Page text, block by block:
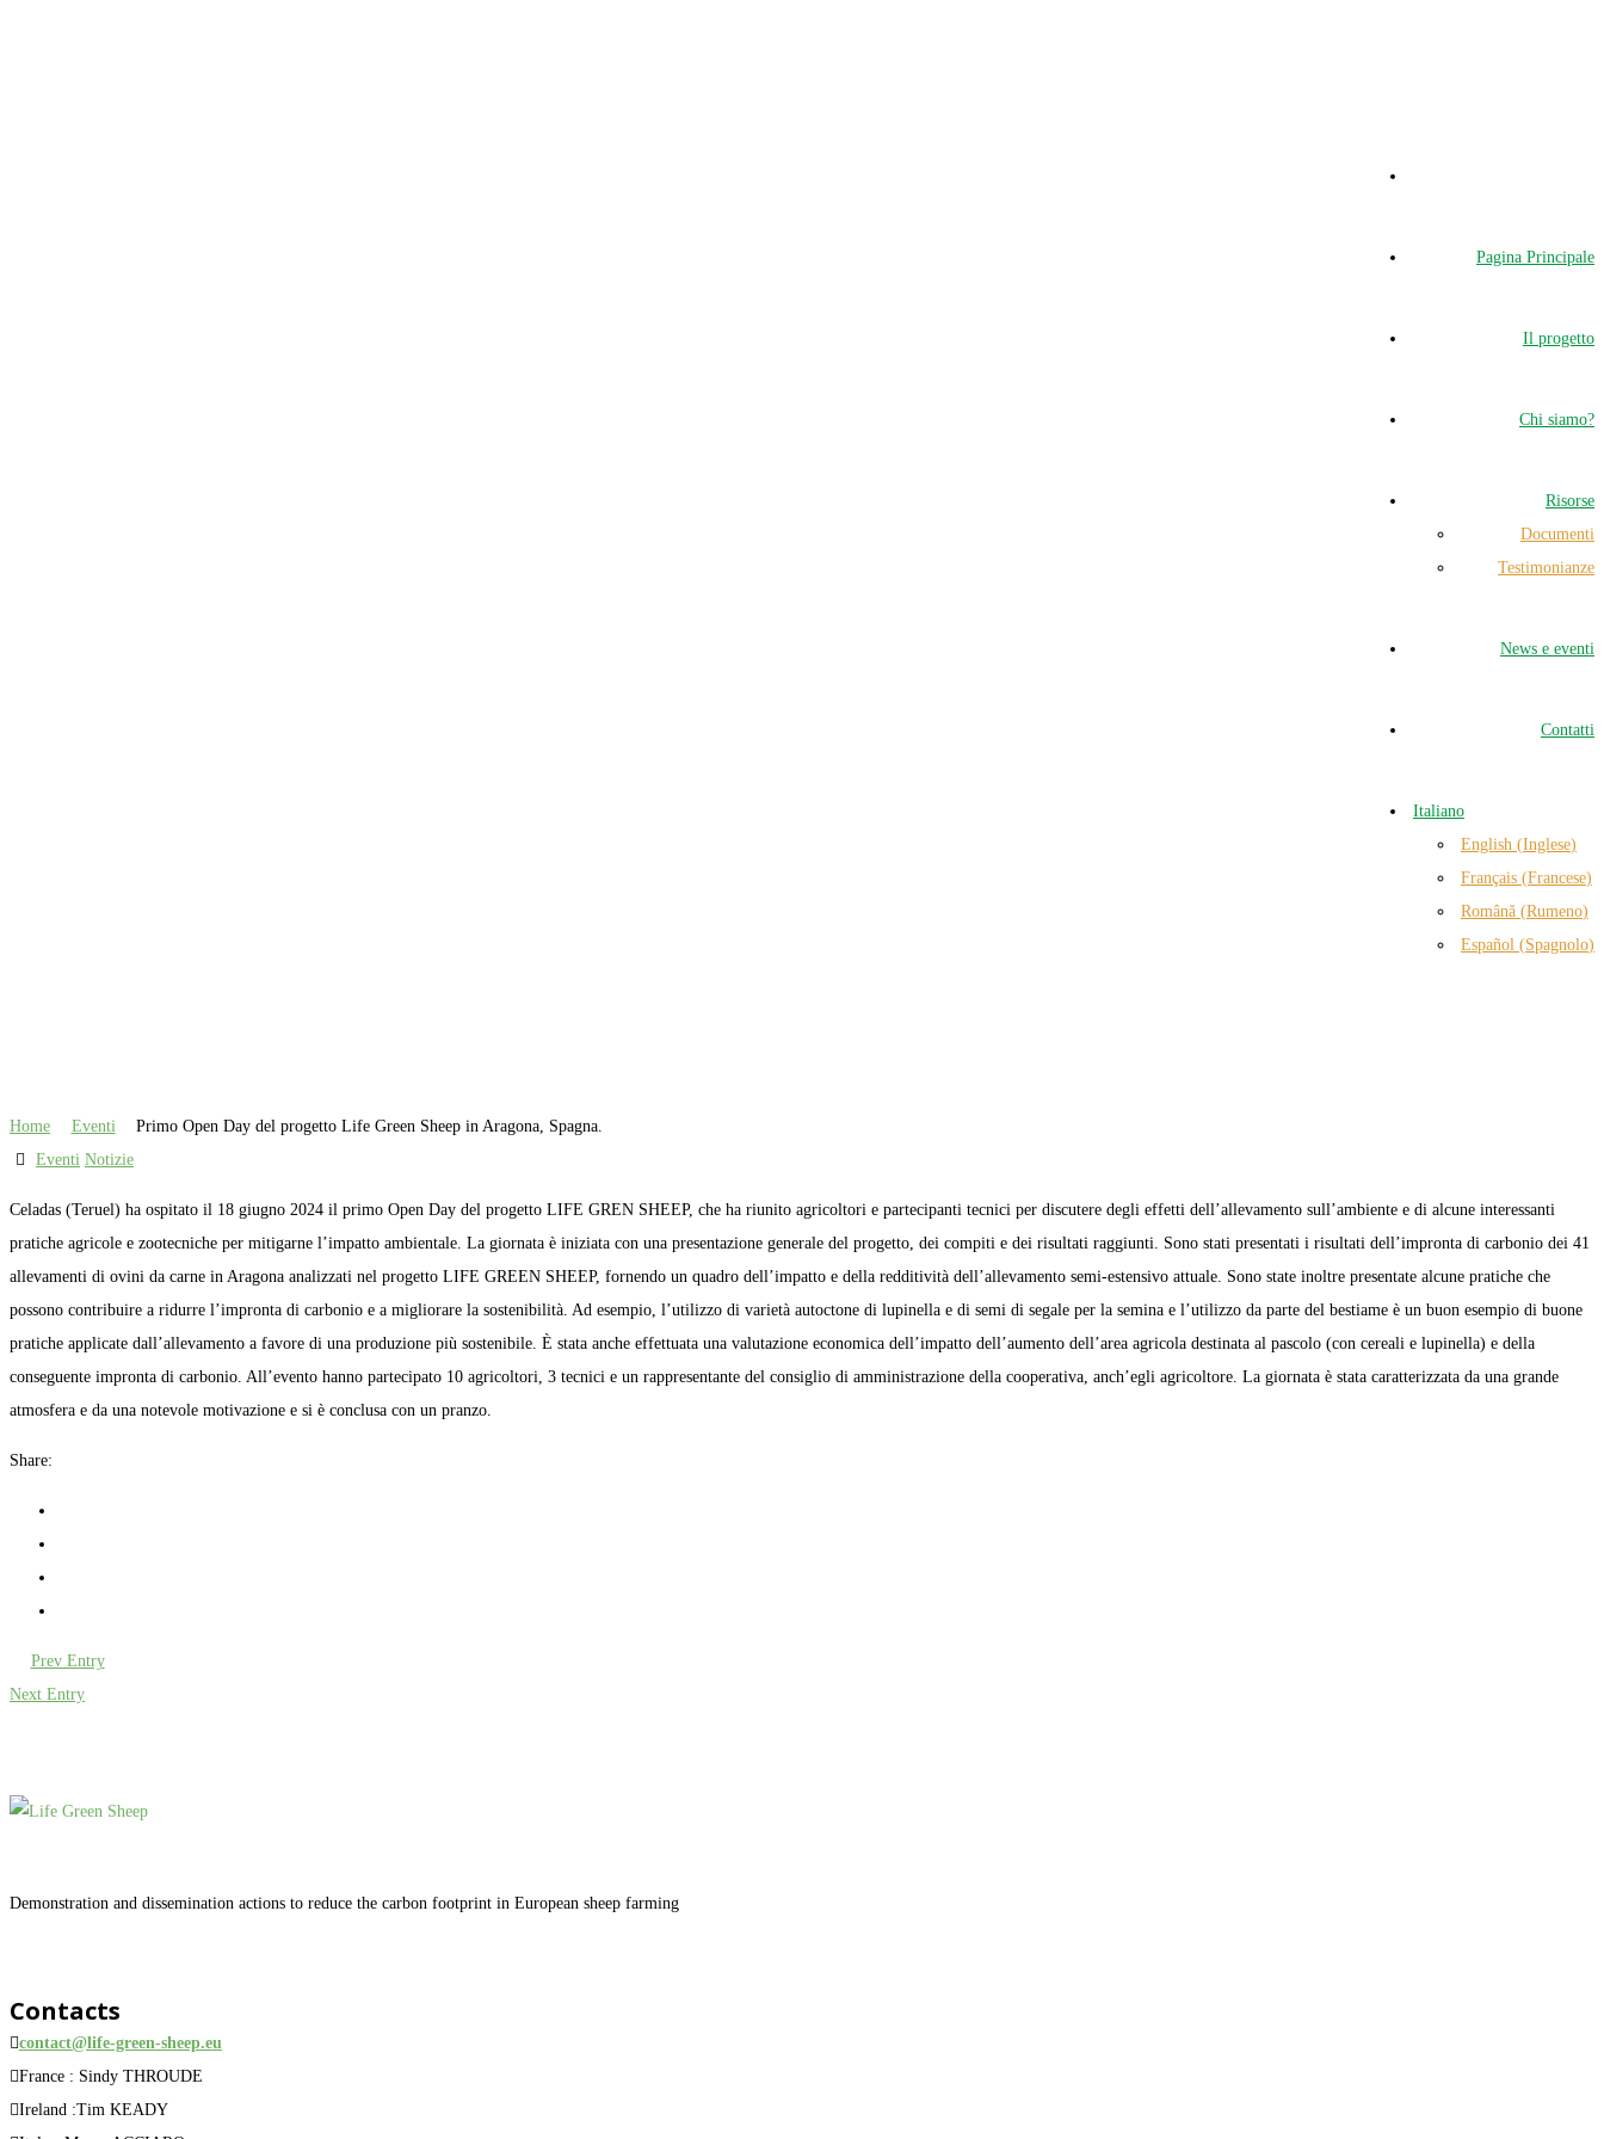
Pagina Principale
Il progetto
Chi siamo?
Risorse
Documenti
Testimonianze
News e eventi
Contatti
Italiano
English (Inglese)
Français (Francese)
Română (Rumeno)
Español (Spagnolo)
Home Eventi
Primo Open Day del progetto Life Green Sheep in Aragona, Spagna.
Eventi Notizie
Celadas (Teruel) ha ospitato il 18 giugno 2024 il primo Open Day del progetto LIFE GREN SHEEP, che ha riunito agricoltori e partecipanti tecnici per discutere degli effetti dell’allevamento sull’ambiente e di alcune interessanti
pratiche agricole e zootecniche per mitigarne l’impatto ambientale. La giornata è iniziata con una presentazione generale del progetto, dei compiti e dei risultati raggiunti. Sono stati presentati i risultati dell’impronta di carbonio dei 41
allevamenti di ovini da carne in Aragona analizzati nel progetto LIFE GREEN SHEEP, fornendo un quadro dell’impatto e della redditività dell’allevamento semi-estensivo attuale. Sono state inoltre presentate alcune pratiche che
possono contribuire a ridurre l’impronta di carbonio e a migliorare la sostenibilità. Ad esempio, l’utilizzo di varietà autoctone di lupinella e di semi di segale per la semina e l’utilizzo da parte del bestiame è un buon esempio di buone
pratiche applicate dall’allevamento a favore di una produzione più sostenibile. È stata anche effettuata una valutazione economica dell’impatto dell’aumento dell’area agricola destinata al pascolo (con cereali e lupinella) e della
conseguente impronta di carbonio. All’evento hanno partecipato 10 agricoltori, 3 tecnici e un rappresentante del consiglio di amministrazione della cooperativa, anch’egli agricoltore. La giornata è stata caratterizzata da una grande
atmosfera e da una notevole motivazione e si è conclusa con un pranzo.
Share:
Prev Entry
Next Entry
Demonstration and dissemination actions to reduce the carbon footprint in European sheep farming
Contacts
contact@life-green-sheep.eu
France : Sindy THROUDE
Ireland :Tim KEADY